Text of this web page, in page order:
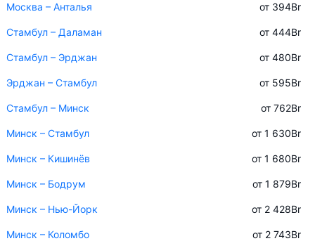
Москва – Анталья от 394Br
Стамбул – Даламан от 444Br
Стамбул – Эрджан от 480Br
Эрджан – Стамбул от 595Br
Стамбул – Минск от 762Br
Минск – Стамбул от 1 630Br
Минск – Кишинёв от 1 680Br
Минск – Бодрум от 1 879Br
Минск – Нью-Йорк от 2 428Br
Минск – Коломбо от 2 743Br